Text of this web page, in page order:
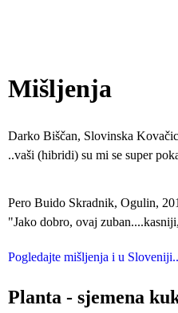
Mišljenja
Darko Biščan, Slovinska
..vaši (hibridi) su mi se super
Pero Buido Skradnik, Ogulin,
"Jako dobro, ovaj
Pogledajte mišljenja i u
Planta - sjemena